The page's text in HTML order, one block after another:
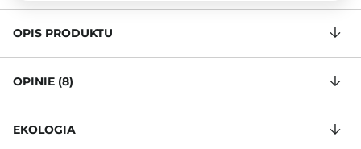
OPIS PRODUKTU
OPINIE (8)
EKOLOGIA